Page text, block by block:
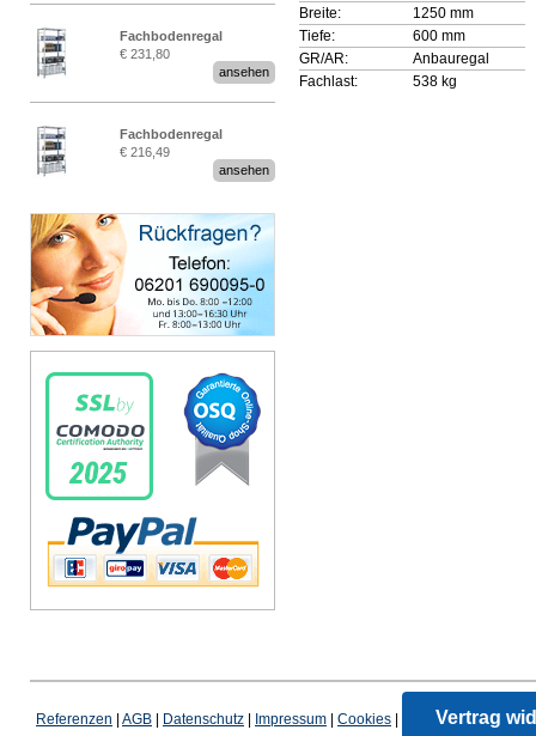
Fachbodenregal
Stecksystem MultiPlus
€ 231,80
ansehen
Fachbodenregal
Stecksystem MultiPlus
€ 216,49
ansehen
Breite:
1250 mm
Tiefe:
600 mm
GR/AR:
Anbauregal
Fachlast:
538 kg
Referenzen AGB Datenschutz Impressum Cookies Vertrag